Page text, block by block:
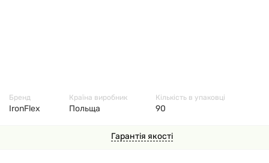
Гарантія якості
Бренд
IronFlex
Країна виробник
Польща
Кількість в упаковці
90